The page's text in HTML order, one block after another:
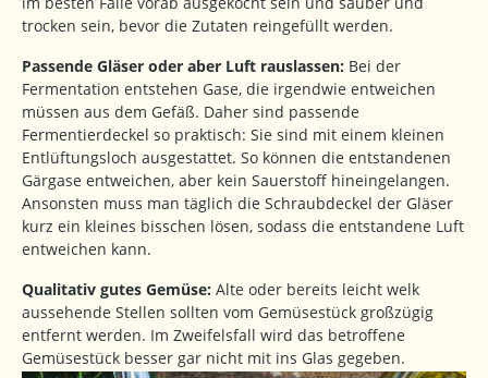
trocken sein, bevor die Zutaten reingefüllt werden.
Passende Gläser oder aber Luft rauslassen: Bei der
Fermentation entstehen Gase, die irgendwie entweichen
müssen aus dem Gefäß. Daher sind passende
Fermentierdeckel so praktisch: Sie sind mit einem kleinen
Entlüftungsloch ausgestattet. So können die entstandenen
Gärgase entweichen, aber kein Sauerstoff hineingelangen.
Ansonsten muss man täglich die Schraubdeckel der Gläser
kurz ein kleines bisschen lösen, sodass die entstandene Luft
entweichen kann.
Qualitativ gutes Gemüse: Alte oder bereits leicht welk
aussehende Stellen sollten vom Gemüsestück großzügig
entfernt werden. Im Zweifelsfall wird das betroffene
Gemüsestück besser gar nicht mit ins Glas gegeben.